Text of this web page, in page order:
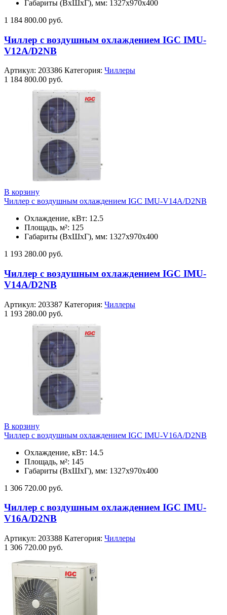
Габариты (ВxШxГ), мм: 1327х970х400
1 184 800.00 руб.
Чиллер с воздушным охлаждением IGC IMU-
V12A/D2NB
Артикул: 203386 Категория: Чиллеры
1 184 800.00 руб.
В корзину
Чиллер с воздушным охлаждением IGC IMU-V14A/D2NB
Охлаждение, кВт: 12.5
Площадь, м²: 125
Габариты (ВxШxГ), мм: 1327х970х400
1 193 280.00 руб.
Чиллер с воздушным охлаждением IGC IMU-
V14A/D2NB
Артикул: 203387 Категория: Чиллеры
1 193 280.00 руб.
В корзину
Чиллер с воздушным охлаждением IGC IMU-V16A/D2NB
Охлаждение, кВт: 14.5
Площадь, м²: 145
Габариты (ВxШxГ), мм: 1327х970х400
1 306 720.00 руб.
Чиллер с воздушным охлаждением IGC IMU-
V16A/D2NB
Артикул: 203388 Категория: Чиллеры
1 306 720.00 руб.